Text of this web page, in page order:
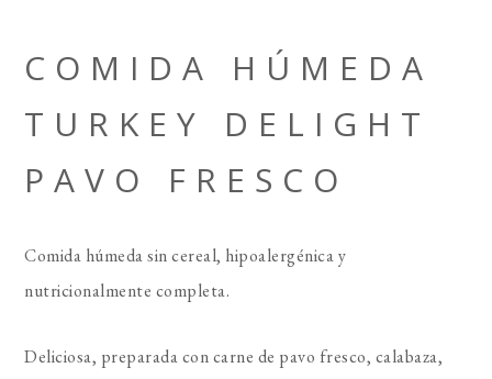
COMIDA HÚMEDA
TURKEY DELIGHT
PAVO FRESCO
Comida húmeda sin cereal, hipoalergénica y
nutricionalmente completa.
Deliciosa, preparada con carne de pavo fresco, calabaza,